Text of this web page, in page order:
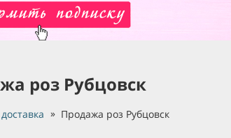
роз Рубцовск
Продажа роз Рубцовск